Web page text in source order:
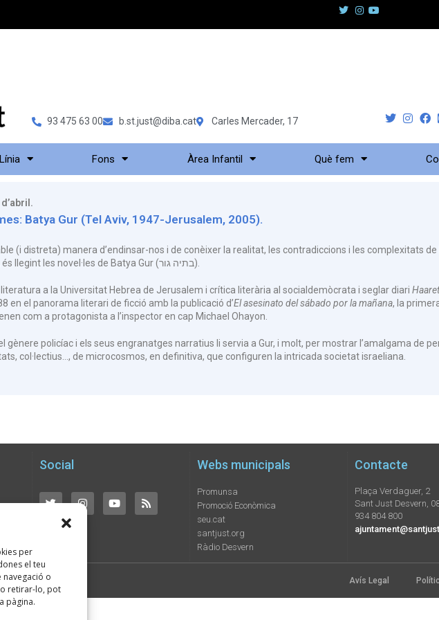
per
el teu
o
retirar-lo, pot
pàgina.
93 475 63 00 b.st.just@diba.cat Carles Mercader, 17
Fons Àrea Infantil Què fem
Batya Gur (Tel Aviv, 1947-Jerusalem, 2005).
(i distreta) manera d’endinsar-nos i de conèixer la realitat, les contradiccions i les complexitats de
contemporani, és llegint les novel·les de Batya Gur (בתיה גור).
a la Universitat Hebrea de Jerusalem i crítica literària al socialdemòcrata i seglar diari
en el panorama literari de ficció amb la publicació d’El asesinato del sábado por la mañana, la
com a protagonista a l’inspector en cap Michael Ohayon.
gènere policíac i els seus engranatges narratius li servia a Gur, i molt, per mostrar l’amalgama de
col·lectius…, de microcosmos, en definitiva, que configuren la intricada societat israeliana.
Social Webs municipals
Promunsa
Promoció Econòmica
seu.cat
santjust.org
Ràdio Desvern
Contacte
Plaça Verdaguer, 2
Sant Just Desvern,
934 804 800
Avís Legal